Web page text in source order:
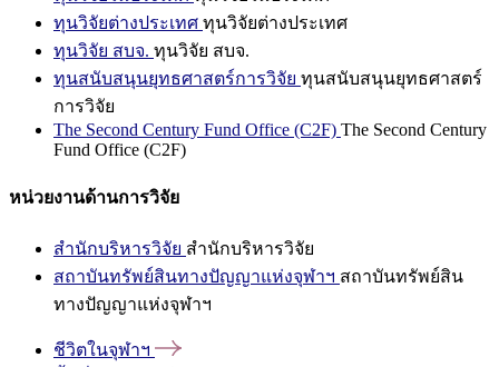
ทุนวิจัยต่างประเทศ ทุนวิจัยต่างประเทศ
ทุนวิจัย สบจ. ทุนวิจัย สบจ.
ทุนสนับสนุนยุทธศาสตร์การวิจัย ทุนสนับสนุนยุทธศาสตร์
การวิจัย
The Second Century Fund Office (C2F) The Second Century
Fund Office (C2F)
หน่วยงานด้านการวิจัย
สำนักบริหารวิจัย สำนักบริหารวิจัย
สถาบันทรัพย์สินทางปัญญาแห่งจุฬาฯ สถาบันทรัพย์สิน
ทางปัญญาแห่งจุฬาฯ
ชีวิตในจุฬาฯ